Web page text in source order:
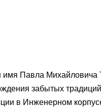
Павла Михайловича
забытых
в Инженерном